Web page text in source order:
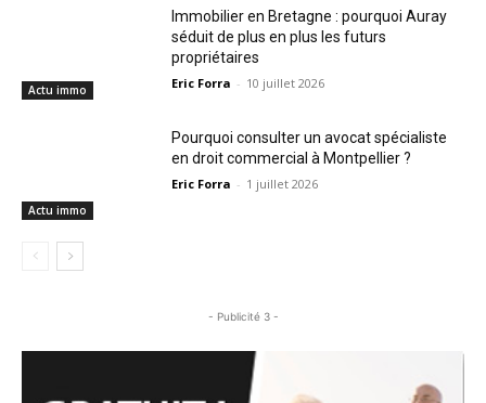
Actu immo
Immobilier en Bretagne : pourquoi Auray
séduit de plus en plus les futurs
propriétaires
Eric Forra - 10 juillet 2026
Actu immo
Pourquoi consulter un avocat spécialiste
en droit commercial à Montpellier ?
Eric Forra - 1 juillet 2026
- Publicité 3 -